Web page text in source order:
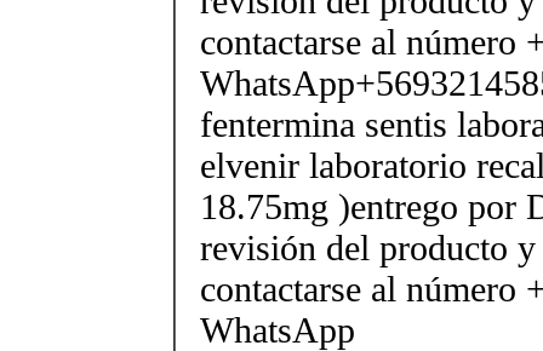
contactarse al número
fentermina sentis
elvenir laboratorio
18.75mg )entrego por
revisión del producto
contactarse al número
WhatsApp